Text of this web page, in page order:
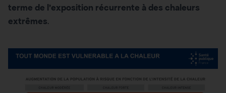
terme de l’exposition récurrente à des chaleurs
extrêmes.